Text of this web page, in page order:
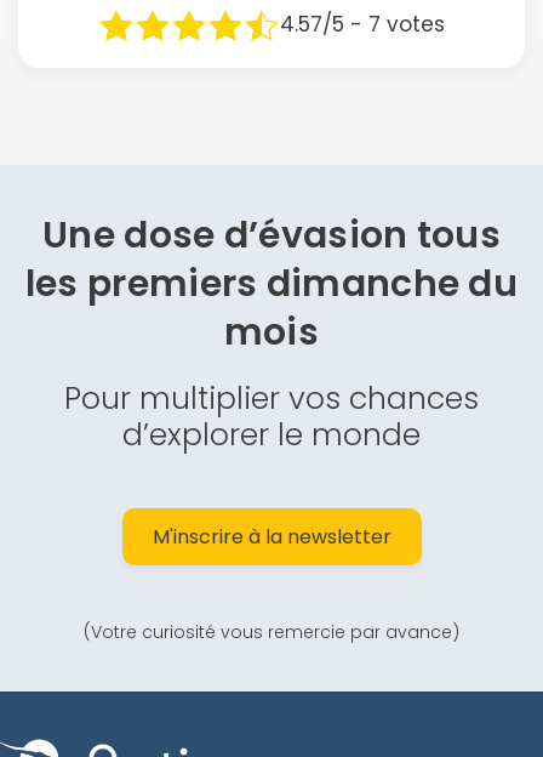
4.57/5 - 7 votes
Une dose d’évasion tous
les premiers dimanche du
mois
Pour multiplier vos chances
d’explorer le monde
M'inscrire à la newsletter
(Votre curiosité vous remercie par avance)